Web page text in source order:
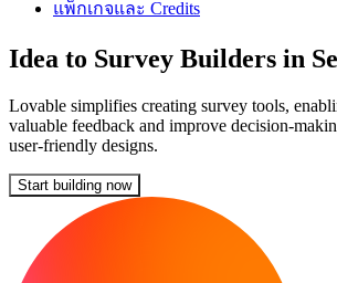
แพ็กเกจและ Credits
Idea to Survey Builders in
Lovable simplifies creating survey tools,
valuable feedback and improve decision-
user-friendly designs.
Start building now